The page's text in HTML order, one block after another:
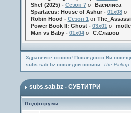
Shef (2025) - Сезон 7от Василиса
Spartacus: House of Ashur - 01x08от
Robin Hood - Сезон 1 от
Power Book II: Ghost - 03x01 от
Man vs Baby - 01x04от С.Славов
Здравейте отново! Последното Ви
subs.sab.bz последни новини: The Pickup
subs.sab.bz - СУБТИТРИ
Подфоруми